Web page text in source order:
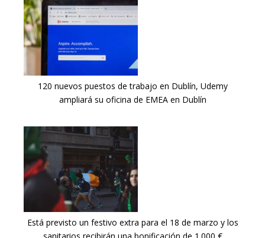
120 nuevos puestos de trabajo en Dublín, Udemy
ampliará su oficina de EMEA en Dublín
Está previsto un festivo extra para el 18 de marzo y los